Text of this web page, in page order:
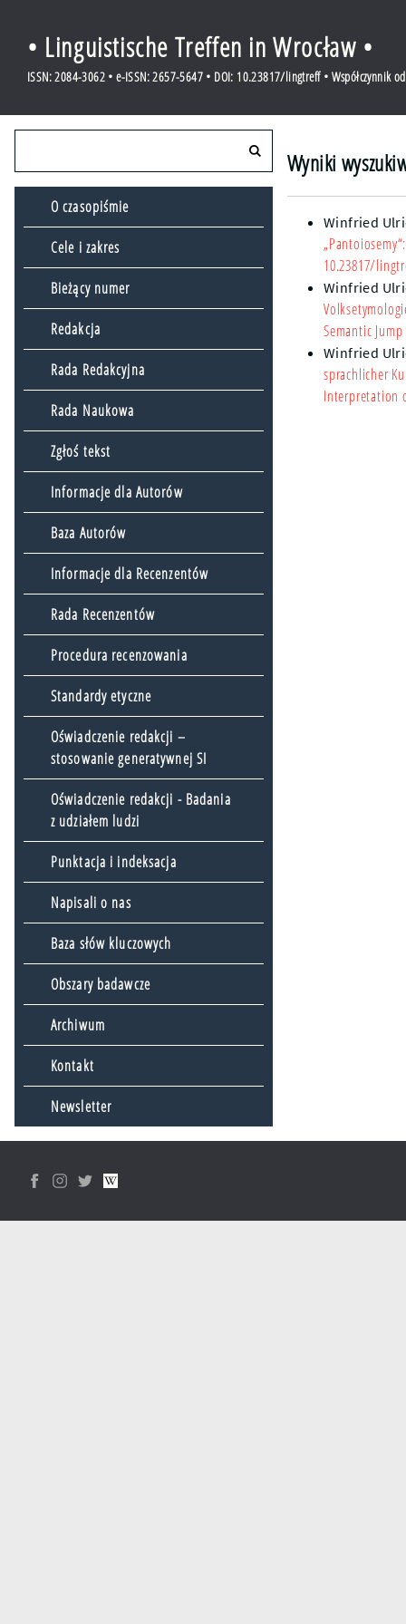
• Linguistische Treffen in Wrocław •
ISSN: 2084-3062 • e-ISSN: 2657-5647 • DOI: 10.23817/lingtreff • Współczynnik
O czasopiśmie
Cele i zakres
Bieżący numer
Redakcja
Rada Redakcyjna
Rada Naukowa
Zgłoś tekst
Informacje dla Autorów
Baza Autorów
Informacje dla Recenzentów
Rada Recenzentów
Procedura recenzowania
Standardy etyczne
Oświadczenie redakcji –
stosowanie generatywnej SI
Oświadczenie redakcji - Badania
z udziałem ludzi
Punktacja i indeksacja
Napisali o nas
Baza słów kluczowych
Obszary badawcze
Archiwum
Kontakt
Newsletter
Wyniki
Winfried
10.23817/
Winfried
Semantic
Winfried
sprachlicher
Interpretation